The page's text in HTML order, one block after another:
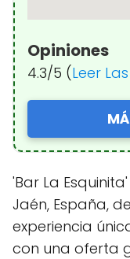
Opiniones
4.3/5 (Leer
'Bar La
Jaén, España,
experiencia
con una oferta